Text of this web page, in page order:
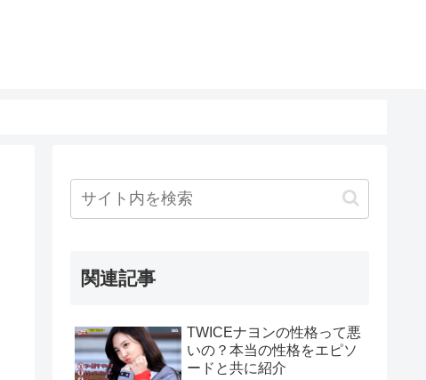
関連記事
TWICEナヨンの性格って悪
いの？本当の性格をエピソ
ードと共に紹介